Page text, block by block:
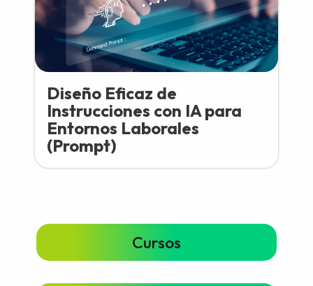
Diseño Eficaz de
Instrucciones con IA para
Entornos Laborales
(Prompt)
Cursos